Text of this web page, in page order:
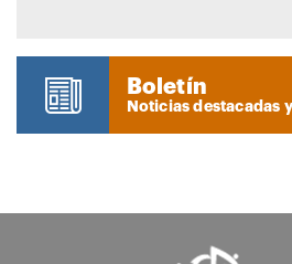
Boletín
Noticias destacadas